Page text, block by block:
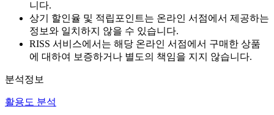
니다.
상기 할인율 및 적립포인트는 온라인 서점에서 제공하는
정보와 일치하지 않을 수 있습니다.
RISS 서비스에서는 해당 온라인 서점에서 구매한 상품
에 대하여 보증하거나 별도의 책임을 지지 않습니다.
분석정보
활용도 분석